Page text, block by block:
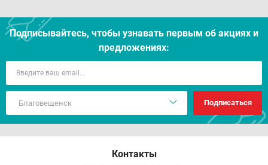
Подписывайтесь, чтобы узнавать первым об акцияx и
предложениях:
Подписаться
Контакты